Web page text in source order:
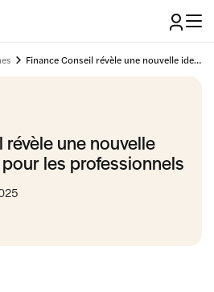
Finance Conseil révèle une nouvelle identité visuelle pour les professionnels
une nouvelle
les professionnels